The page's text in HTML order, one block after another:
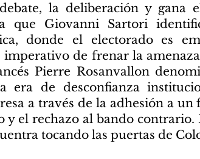
la deliberación y gana
que Giovanni Sartori
donde el electorado es
de frenar la
Pierre Rosanvallon
era de desconfianza
a través de la adhesión a
y el rechazo al bando contrario.
tocando las puertas de